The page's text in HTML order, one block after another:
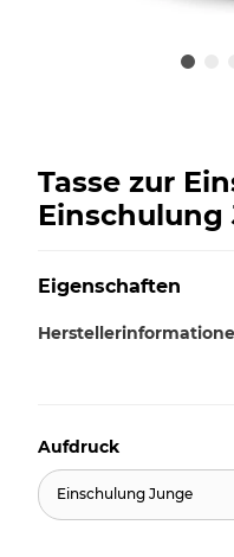
Tasse zur
Einschulung
Eigenschaften
Aufdruck
Einschulung Junge